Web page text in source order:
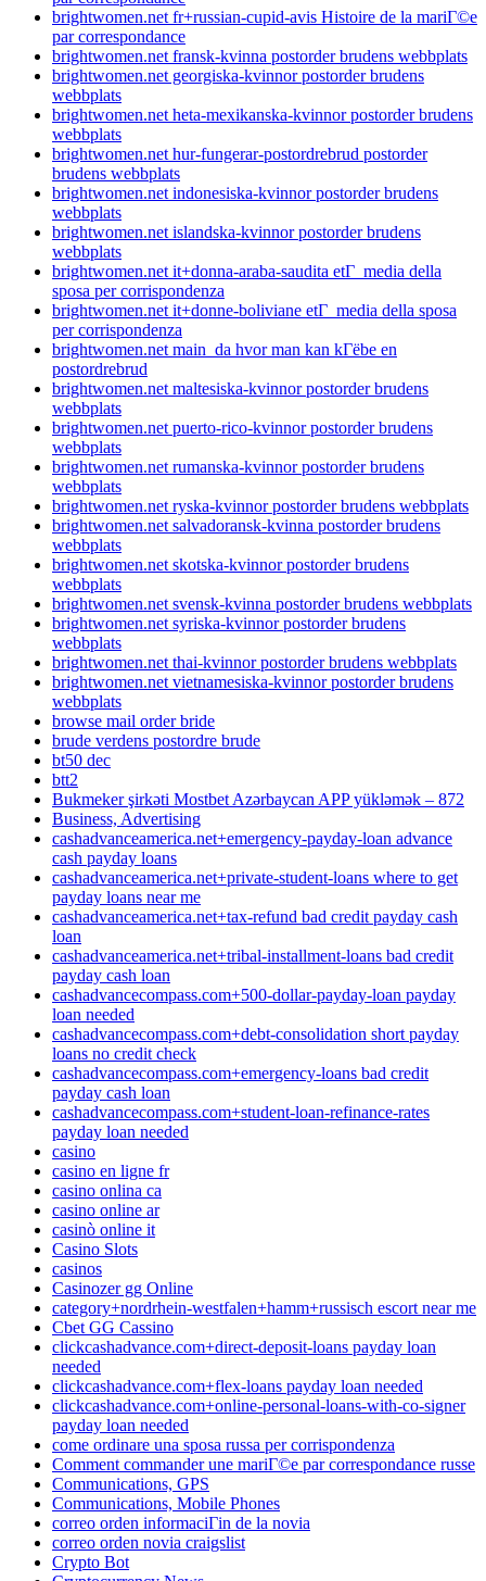
brightwomen.net fr+russian-cupid-avis Histoire de la mariГ©e
par correspondance
brightwomen.net fransk-kvinna postorder brudens webbplats
brightwomen.net georgiska-kvinnor postorder brudens
webbplats
brightwomen.net heta-mexikanska-kvinnor postorder brudens
webbplats
brightwomen.net hur-fungerar-postordrebrud postorder
brudens webbplats
brightwomen.net indonesiska-kvinnor postorder brudens
webbplats
brightwomen.net islandska-kvinnor postorder brudens
webbplats
brightwomen.net it+donna-araba-saudita etГ media della
sposa per corrispondenza
brightwomen.net it+donne-boliviane etГ media della sposa
per corrispondenza
brightwomen.net main_da hvor man kan kГёbe en
postordrebrud
brightwomen.net maltesiska-kvinnor postorder brudens
webbplats
brightwomen.net puerto-rico-kvinnor postorder brudens
webbplats
brightwomen.net rumanska-kvinnor postorder brudens
webbplats
brightwomen.net ryska-kvinnor postorder brudens webbplats
brightwomen.net salvadoransk-kvinna postorder brudens
webbplats
brightwomen.net skotska-kvinnor postorder brudens
webbplats
brightwomen.net svensk-kvinna postorder brudens webbplats
brightwomen.net syriska-kvinnor postorder brudens
webbplats
brightwomen.net thai-kvinnor postorder brudens webbplats
brightwomen.net vietnamesiska-kvinnor postorder brudens
webbplats
browse mail order bride
brude verdens postordre brude
bt50 dec
btt2
Bukmeker şirkəti Mostbet Azərbaycan APP yükləmək – 872
Business, Advertising
cashadvanceamerica.net+emergency-payday-loan advance
cash payday loans
cashadvanceamerica.net+private-student-loans where to get
payday loans near me
cashadvanceamerica.net+tax-refund bad credit payday cash
loan
cashadvanceamerica.net+tribal-installment-loans bad credit
payday cash loan
cashadvancecompass.com+500-dollar-payday-loan payday
loan needed
cashadvancecompass.com+debt-consolidation short payday
loans no credit check
cashadvancecompass.com+emergency-loans bad credit
payday cash loan
cashadvancecompass.com+student-loan-refinance-rates
payday loan needed
casino
casino en ligne fr
casino onlina ca
casino online ar
casinò online it
Casino Slots
casinos
Casinozer gg Online
category+nordrhein-westfalen+hamm+russisch escort near me
Cbet GG Cassino
clickcashadvance.com+direct-deposit-loans payday loan
needed
clickcashadvance.com+flex-loans payday loan needed
clickcashadvance.com+online-personal-loans-with-co-signer
payday loan needed
come ordinare una sposa russa per corrispondenza
Comment commander une mariГ©e par correspondance russe
Communications, GPS
Communications, Mobile Phones
correo orden informaciГіn de la novia
correo orden novia craigslist
Crypto Bot